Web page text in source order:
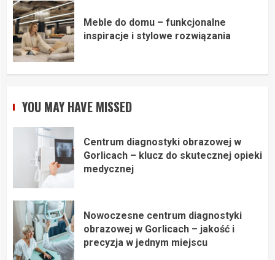
Meble do domu – funkcjonalne
inspiracje i stylowe rozwiązania
YOU MAY HAVE MISSED
Centrum diagnostyki obrazowej w
Gorlicach – klucz do skutecznej opieki
medycznej
Nowoczesne centrum diagnostyki
obrazowej w Gorlicach – jakość i
precyzja w jednym miejscu